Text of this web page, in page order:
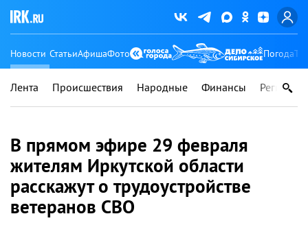
Новости СтатьиАфишаФото Погода
Лента Происшествия Народные Финансы Регионы
В прямом эфире 29 февраля
жителям Иркутской области
расскажут о трудоустройстве
ветеранов СВО